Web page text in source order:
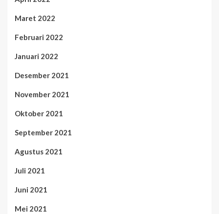
Maret 2022
Februari 2022
Januari 2022
Desember 2021
November 2021
Oktober 2021
September 2021
Agustus 2021
Juli 2021
Juni 2021
Mei 2021